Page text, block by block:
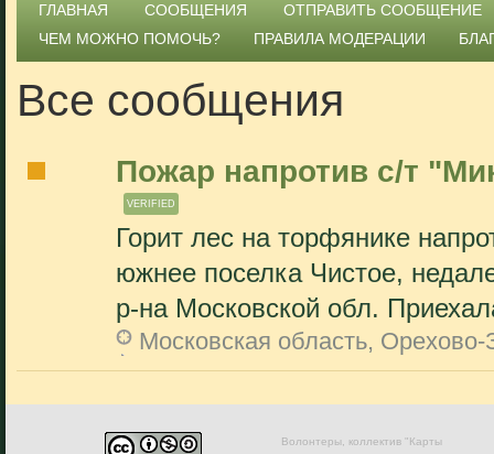
ГЛАВНАЯ СООБЩЕНИЯ
ОТПРАВИТЬ СООБЩЕНИЕ
ЧЕМ МОЖНО ПОМОЧЬ?
ПРАВИЛА МОДЕРАЦИИ
Все сообщения
Пожар напротив с/т
VERIFIED
Горит лес на торфянике
южнее поселка Чистое,
р-на Московской обл.
Московская область,
Волонтеры, коллектив "Карты